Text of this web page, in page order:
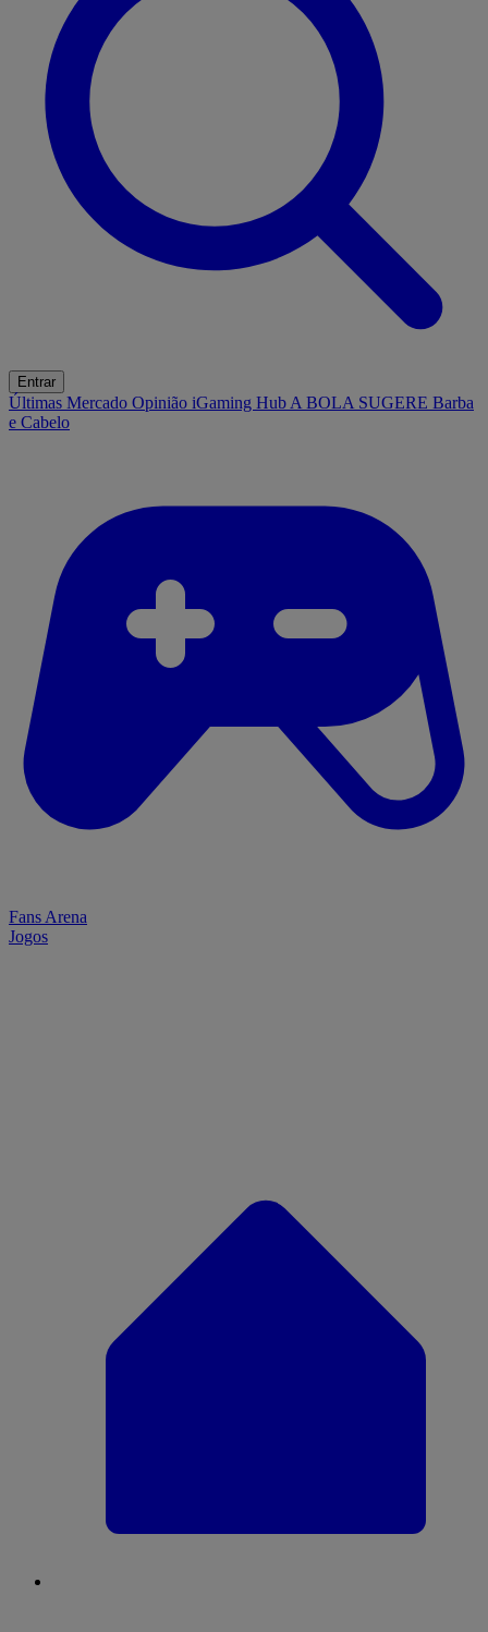
Entrar
Últimas Mercado Opinião iGaming Hub A BOLA SUGERE Barba
e Cabelo
Fans Arena
Jogos